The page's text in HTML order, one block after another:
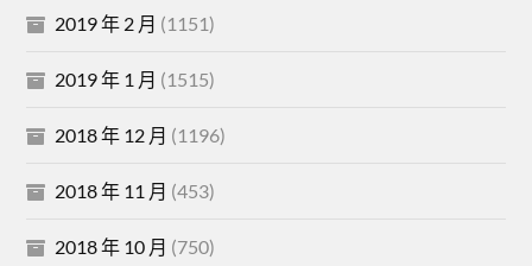
2019 年 2 月 (1151)
2019 年 1 月 (1515)
2018 年 12 月 (1196)
2018 年 11 月 (453)
2018 年 10 月 (750)